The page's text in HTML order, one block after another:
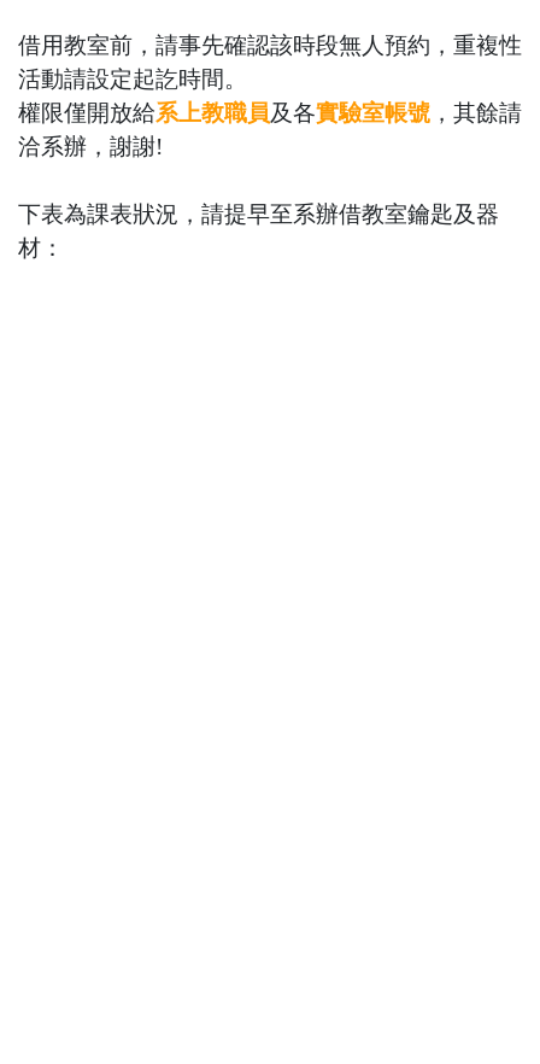
借用教室前，請事先確認該時段無人預約， 重複性
活動請設定起訖時間。
權限僅開放給系上教職員及各實驗室帳號 ，其餘請
洽系辦，謝謝!
下表為課表狀況，請提早至系辦借教室鑰匙及器
材 ：